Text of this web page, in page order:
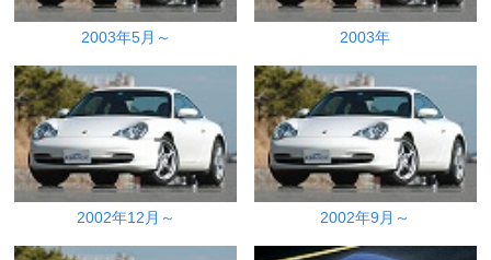
2003年5月～ 2003年
2002年12月～ 2002年9月～